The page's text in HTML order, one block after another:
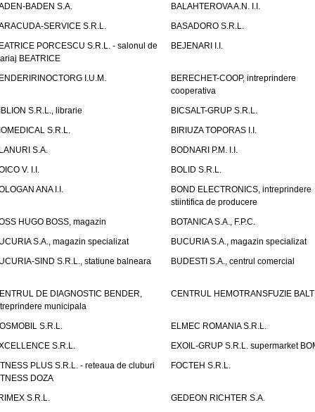
BADEN S.A.
BALAHTEROVA A.N. I.I.
SERVICE S.R.L.
BASADORO S.R.L.
PORCESCU S.R.L. - salonul de
BEATRICE
BEJENARI I.I.
I.U.M.
BERECHET-COOP, intreprindere
cooperativa
S.R.L., librarie
BICSALT-GRUP S.R.L.
S.R.L.
BIRIUZA TOPORAS I.I.
S.A.
BODNARI P.M. I.I.
V. I.I.
BOLID S.R.L.
ANA I.I.
BOND ELECTRONICS, intreprindere
stiintifica de producere
HUGO BOSS, magazin
BOTANICA S.A., F.P.C.
S.A., magazin specializat
BUCURIA S.A., magazin specializat
SIND S.R.L., statiune balneara
BUDESTI S.A., centrul comercial
DE DIAGNOSTIC BENDER,
municipala
CENTRUL HEMOTRANSFUZIE
S.R.L.
ELMEC ROMANIA S.R.L.
S.R.L.
EXOIL-GRUP S.R.L. supermarket
PLUS S.R.L. - reteaua de cluburi
DOZA
FOCTEH S.R.L.
S.R.L.
GEDEON RICHTER S.A.